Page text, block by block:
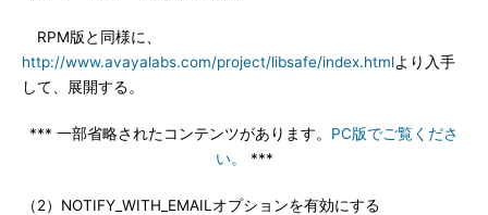
RPM版と同様に、
http://www.avayalabs.com/project/libsafe/index.htmlより入手
して、展開する。
*** 一部省略されたコンテンツがあります。 PC版でご覧くださ
い。
***
（2）NOTIFY_WITH_EMAILオプションを有効にする